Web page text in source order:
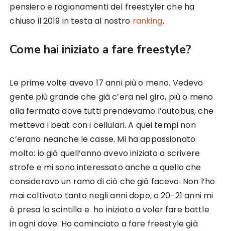
pensiero e ragionamenti del freestyler che ha
chiuso il 2019 in testa al nostro ranking.
Come hai iniziato a fare freestyle?
Le prime volte avevo 17 anni più o meno. Vedevo
gente più grande che già c’era nel giro, più o meno
alla fermata dove tutti prendevamo l’autobus, che
metteva i beat con i cellulari. A quei tempi non
c’erano neanche le casse. Mi ha appassionato
molto: io già quell’anno avevo iniziato a scrivere
strofe e mi sono interessato anche a quello che
consideravo un ramo di ciò che già facevo. Non l’ho
mai coltivato tanto negli anni dopo, a 20-21 anni mi
è presa la scintilla e ho iniziato a voler fare battle
in ogni dove. Ho cominciato a fare freestyle già